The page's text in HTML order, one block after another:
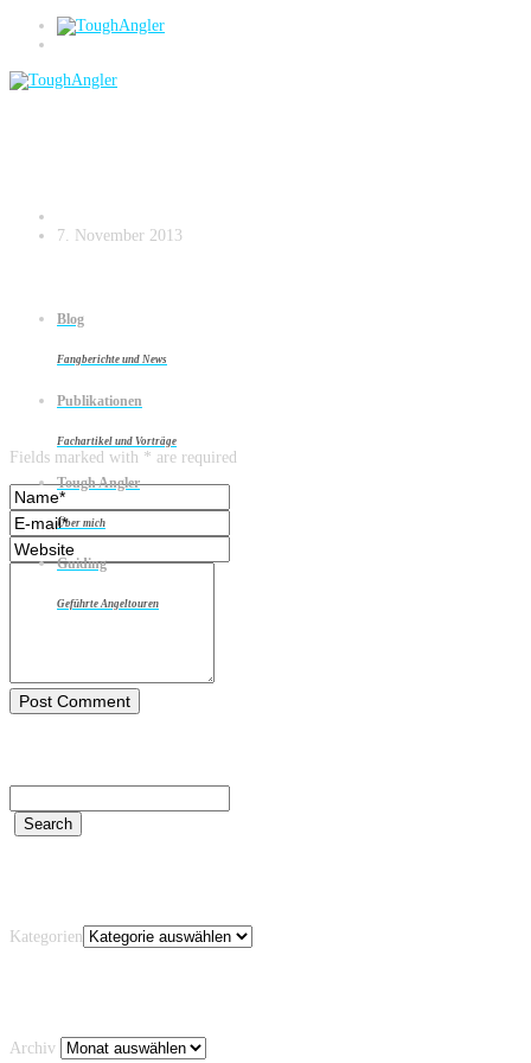
Blog
Fangberichte und News
Publikationen
Fachartikel und Vorträge
Tough Angler
Über mich
Guiding
Geführte Angeltouren
Ohne Echolot hätte der Heimat-
7. November 2013
Fields marked with * are required
Kategorien
Archiv